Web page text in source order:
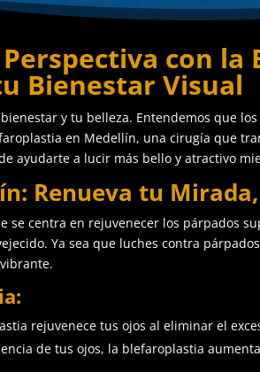
con
Bienestar Visual
y tu belleza. Entendemos que
en Medellín, una cirugía que
ayudarte a lucir más bello y atractivo
Renueva tu
centra en rejuvenecer los párpados
Ya sea que luches contra
rejuvenece tus ojos al eliminar el
de tus ojos, la blefaroplastia